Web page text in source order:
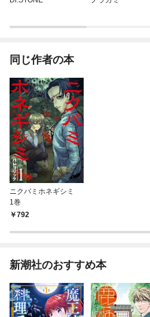
同じ作者の本
ニクバミホネギシミ
1巻
792
新潮社のおすすめ本